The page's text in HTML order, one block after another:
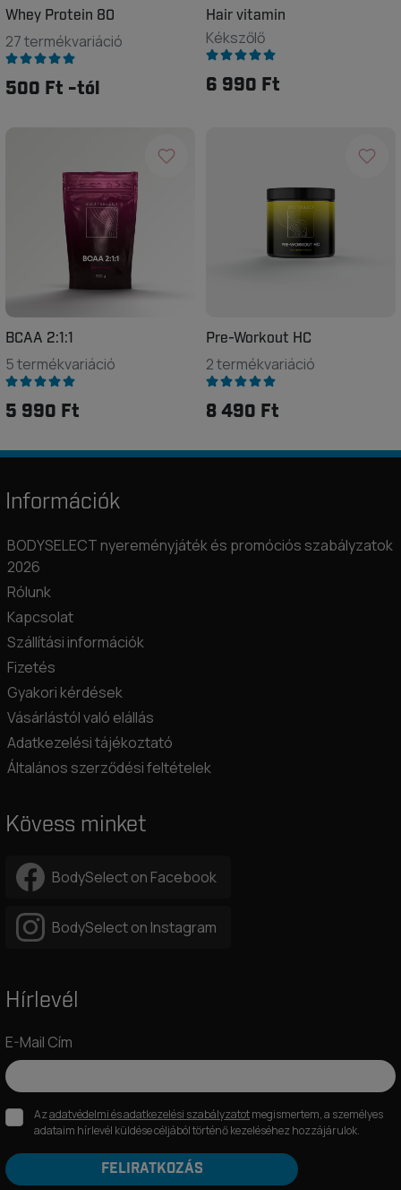
Whey Protein 80
27 termékvariáció
500 Ft -tól
Hair vitamin
Kékszőlő
6 990 Ft
BCAA 2:1:1
5 termékvariáció
5 990 Ft
Pre-Workout HC
2 termékvariáció
8 490 Ft
Információk
BODYSELECT nyereményjáték és promóciós szabályzatok
2026
Rólunk
Kapcsolat
Szállítási információk
Fizetés
Gyakori kérdések
Vásárlástól való elállás
Adatkezelési tájékoztató
Általános szerződési feltételek
Kövess minket
BodySelect on Facebook
BodySelect on Instagram
Hírlevél
E-Mail Cím
Azadatvédelmi és adatkezelési szabályzatotmegismertem, a személyes
adataim hírlevél küldése céljából történő kezeléséhez hozzájárulok.
FELIRATKOZÁS